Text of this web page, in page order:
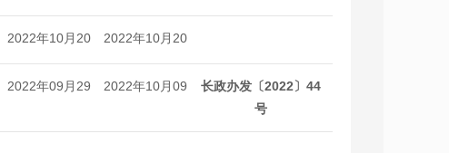
日
日
2022年10月20
日
2022年10月20
日
2022年09月29
2022年10月09
长政办发〔2022〕44
号